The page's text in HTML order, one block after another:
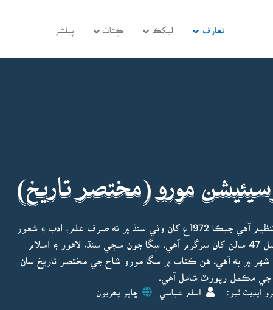
تعارف ليکڪ ڪِتابَ پبلشر
مورو (مختصر تاريخ)
سنڌ گريجوئيٽس ايسوسيئيشن (سِگا) سنڌ جي اها تنظيم آهي جيڪا 1972ع کان وٺي سنڌ ۾ نه صرف علم، ادب ۽ شعور
جي لاٽ ٻاري رهي آهي پر سماجي کيتر ۾ به مسلسل 47 سالن کان سرگرم آهي. سِگا جون سڄي سنڌ، لاهور ۽ اسلام
مورو شهر ۾ به آهي. هن ڪتاب ۾ سگا مورو شاخ جي مختصر تاريخ سان
جي مڪمل رپورٽ شامل آهي.
اپڊيٽ ٿيو: اسلم عباسي ڇاپو پھريون